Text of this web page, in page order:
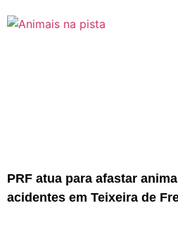
PRF atua para afastar
acidentes em Teixeira de